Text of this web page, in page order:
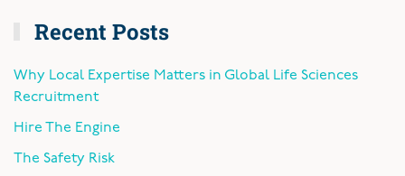
Recent Posts
Why Local Expertise Matters in Global Life Sciences
Recruitment
Hire The Engine
The Safety Risk